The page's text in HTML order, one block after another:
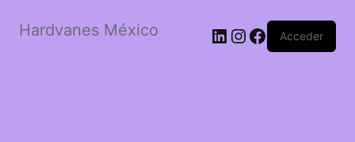
Hardvanes México LinkedIn
Instagram
Facebook
Acceder